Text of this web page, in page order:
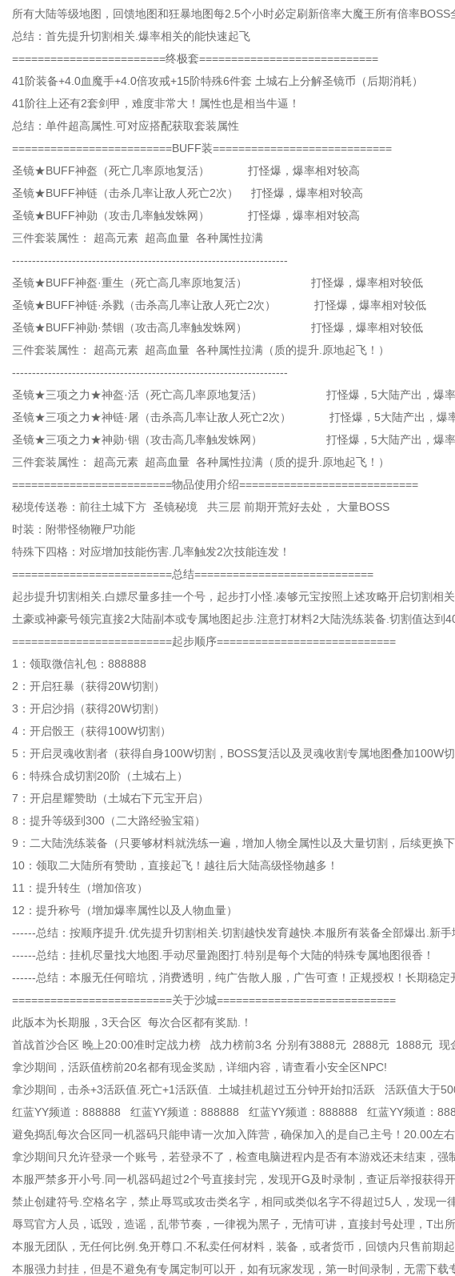
所有大陆等级地图，回馈地图和狂暴地图每2.5个小时必定刷新倍率大魔王所有倍率
总结：首先提升切割相关.爆率相关的能快速起飞
========================终极套============================
41阶装备+4.0血魔手+4.0倍攻戒+15阶特殊6件套 土城右上分解圣镜币（后期消耗）
41阶往上还有2套剑甲，难度非常大！属性也是相当牛逼！
总结：单件超高属性.可对应搭配获取套装属性
=========================BUFF装============================
圣镜★BUFF神盔（死亡几率原地复活） 打怪爆，爆率相对较高
圣镜★BUFF神链（击杀几率让敌人死亡2次） 打怪爆，爆率相对较高
圣镜★BUFF神勋（攻击几率触发蛛网） 打怪爆，爆率相对较高
三件套装属性： 超高元素 超高血量 各种属性拉满
---------------------------------------------------------------------
圣镜★BUFF神盔·重生（死亡高几率原地复活） 打怪爆，爆率相对较低
圣镜★BUFF神链·杀戮（击杀高几率让敌人死亡2次） 打怪爆，爆率相对较低
圣镜★BUFF神勋·禁锢（攻击高几率触发蛛网） 打怪爆，爆率相对较低
三件套装属性： 超高元素 超高血量 各种属性拉满（质的提升.原地起飞！）
---------------------------------------------------------------------
圣镜★三项之力★神盔·活（死亡高几率原地复活） 打怪爆，5大陆产出，爆率
圣镜★三项之力★神链·屠（击杀高几率让敌人死亡2次） 打怪爆，5大陆产出，爆
圣镜★三项之力★神勋·锢（攻击高几率触发蛛网） 打怪爆，5大陆产出，爆率
三件套装属性： 超高元素 超高血量 各种属性拉满（质的提升.原地起飞！）
=========================物品使用介绍============================
秘境传送卷：前往土城下方 圣镜秘境 共三层 前期开荒好去处， 大量BOSS
时装：附带怪物鞭尸功能
特殊下四格：对应增加技能伤害.几率触发2次技能连发！
=========================总结============================
起步提升切割相关.白嫖尽量多挂一个号，起步打小怪.凑够元宝按照上述攻略开启切割相关
土豪或神豪号领完直接2大陆副本或专属地图起步.注意打材料2大陆洗练装备.切割值达到
=========================起步顺序============================
1：领取微信礼包：888888
2：开启狂暴（获得20W切割）
3：开启沙捐（获得20W切割）
4：开启骰王（获得100W切割）
5：开启灵魂收割者（获得自身100W切割，BOSS复活以及灵魂收割专属地图叠加100W切
6：特殊合成切割20阶（土城右上）
7：开启星耀赞助（土城右下元宝开启）
8：提升等级到300（二大路经验宝箱）
9：二大陆洗练装备（只要够材料就洗练一遍，增加人物全属性以及大量切割，后续更换
10：领取二大陆所有赞助，直接起飞！越往后大陆高级怪物越多！
11：提升转生（增加倍攻）
12：提升称号（增加爆率属性以及人物血量）
------总结：按顺序提升.优先提升切割相关.切割越快发育越快.本服所有装备全部爆出.新手
------总结：挂机尽量找大地图.手动尽量跑图打.特别是每个大陆的特殊专属地图很香！
------总结：本服无任何暗坑，消费透明，纯广告散人服，广告可查！正规授权！长期稳定
=========================关于沙城============================
此版本为长期服，3天合区 每次合区都有奖励.！
首战首沙合区 晚上20:00准时定战力榜 战力榜前3名 分别有3888元 2888元 1888元 现
拿沙期间，活跃值榜前20名都有现金奖励，详细内容，请查看小安全区NPC!
拿沙期间，击杀+3活跃值.死亡+1活跃值. 土城挂机超过五分钟开始扣活跃 活跃值大于
红蓝YY频道：888888 红蓝YY频道：888888 红蓝YY频道：888888 红蓝YY频道：
避免捣乱每次合区同一机器码只能申请一次加入阵营，确保加入的是自己主号！20.00左
拿沙期间只允许登录一个账号，若登录不了，检查电脑进程内是否有本游戏还未结束，强
本服严禁多开小号.同一机器码超过2个号直接封完，发现开G及时录制，查证后举报获得
禁止创建符号.空格名字，禁止辱骂或攻击类名字，相同或类似名字不得超过5人，发现一
辱骂官方人员，诋毁，造谣，乱带节奏，一律视为黑子，无情可讲，直接封号处理，T出
本服无团队，无任何比例.免开尊口.不私卖任何材料，装备，或者货币，回馈内只售前期
本服强力封挂，但是不避免有专属定制可以开，如有玩家发现，第一时间录制，无需下